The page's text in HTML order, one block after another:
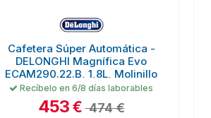
Cafetera Súper Automática -
DELONGHI Magnífica Evo
ECAM290.22.B, 1,8L, Molinillo
Recíbelo en 6/8 días laborables
453 € 474 €